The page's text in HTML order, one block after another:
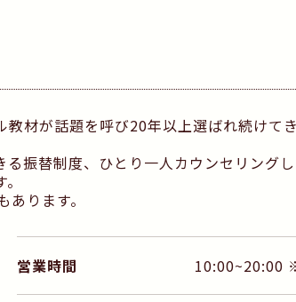
材が話題を呼び20年以上選ばれ続けて
振替制度、ひとり一人カウンセリング
ります。
営業時間 10:00~20:00